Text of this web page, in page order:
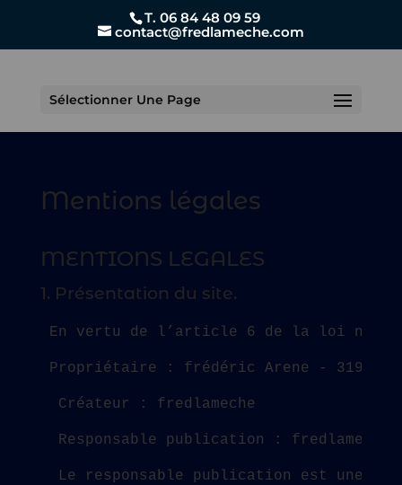
T. 06 84 48 09 59
contact@fredlameche.com
Sélectionner Une Page
Mentions légales
MENTIONS LEGALES
1. Présentation du site.
En vertu de l’article 6 de la loi n°
Propriétaire : frédéric Arene - 319
Créateur : fredlameche
Responsable publication : fredlameche
Le responsable publication est une